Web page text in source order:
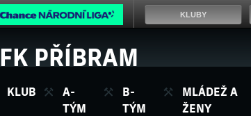
FK PŘÍBRAM
KLUB
A-
TÝM
B-
TÝM
MLÁDEŽ A
ŽENY
KLUBY